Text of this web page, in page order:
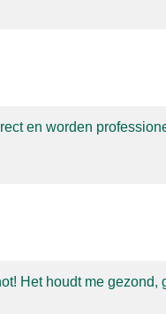
en worden
Het houdt me gezond,